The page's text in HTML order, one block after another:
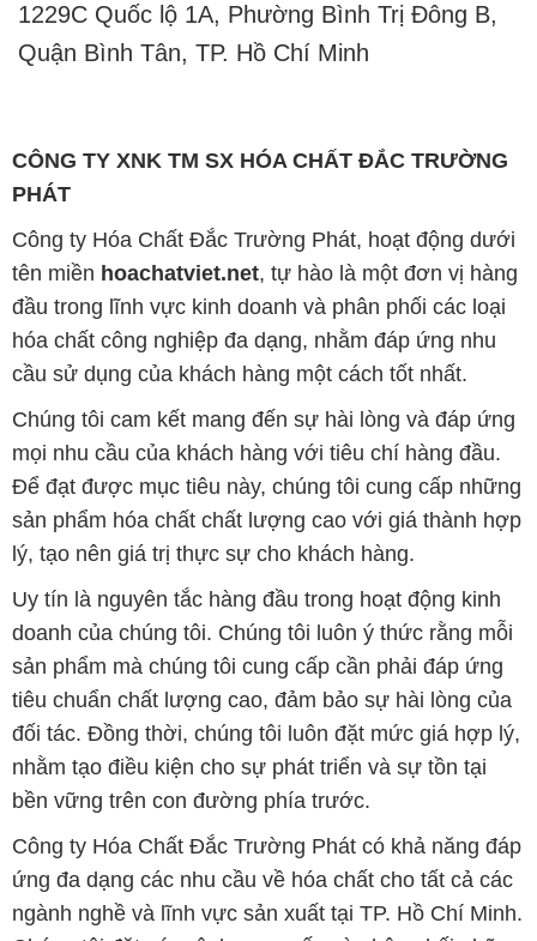
1229C Quốc lộ 1A, Phường Bình Trị Đông B,
Quận Bình Tân, TP. Hồ Chí Minh
CÔNG TY XNK TM SX HÓA CHẤT ĐẮC TRƯỜNG
PHÁT
Công ty Hóa Chất Đắc Trường Phát, hoạt động dưới
tên miền hoachatviet.net, tự hào là một đơn vị hàng
đầu trong lĩnh vực kinh doanh và phân phối các loại
hóa chất công nghiệp đa dạng, nhằm đáp ứng nhu
cầu sử dụng của khách hàng một cách tốt nhất.
Chúng tôi cam kết mang đến sự hài lòng và đáp ứng
mọi nhu cầu của khách hàng với tiêu chí hàng đầu.
Để đạt được mục tiêu này, chúng tôi cung cấp những
sản phẩm hóa chất chất lượng cao với giá thành hợp
lý, tạo nên giá trị thực sự cho khách hàng.
Uy tín là nguyên tắc hàng đầu trong hoạt động kinh
doanh của chúng tôi. Chúng tôi luôn ý thức rằng mỗi
sản phẩm mà chúng tôi cung cấp cần phải đáp ứng
tiêu chuẩn chất lượng cao, đảm bảo sự hài lòng của
đối tác. Đồng thời, chúng tôi luôn đặt mức giá hợp lý,
nhằm tạo điều kiện cho sự phát triển và sự tồn tại
bền vững trên con đường phía trước.
Công ty Hóa Chất Đắc Trường Phát có khả năng đáp
ứng đa dạng các nhu cầu về hóa chất cho tất cả các
ngành nghề và lĩnh vực sản xuất tại TP. Hồ Chí Minh.